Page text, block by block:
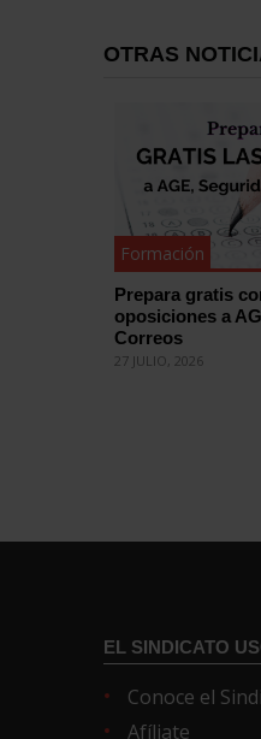
OTRAS
Formación
Prepara gratis
oposiciones a
Correos
27 JULIO, 2026
EL SINDICATO
Conoce el
Afíliate